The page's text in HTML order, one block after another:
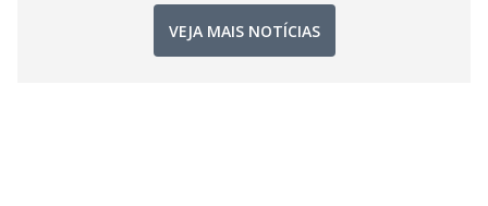
VEJA MAIS NOTÍCIAS